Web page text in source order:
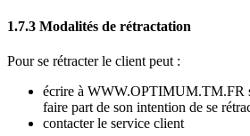
1.7.3 Modalités de rétractation
Pour se rétracter le client peut :
écrire à WWW.OPTIMUM.TM.FR
faire part de son intention de se
contacter le service client